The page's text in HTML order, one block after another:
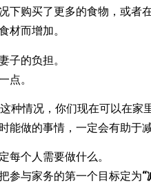
下购买了更多的食物，或
材而增加。
子的负担。
点。
种情况，你们现在可以在家
能做的事情，一定会有助于
个人需要做什么。
参与家务的第一个目标定为“